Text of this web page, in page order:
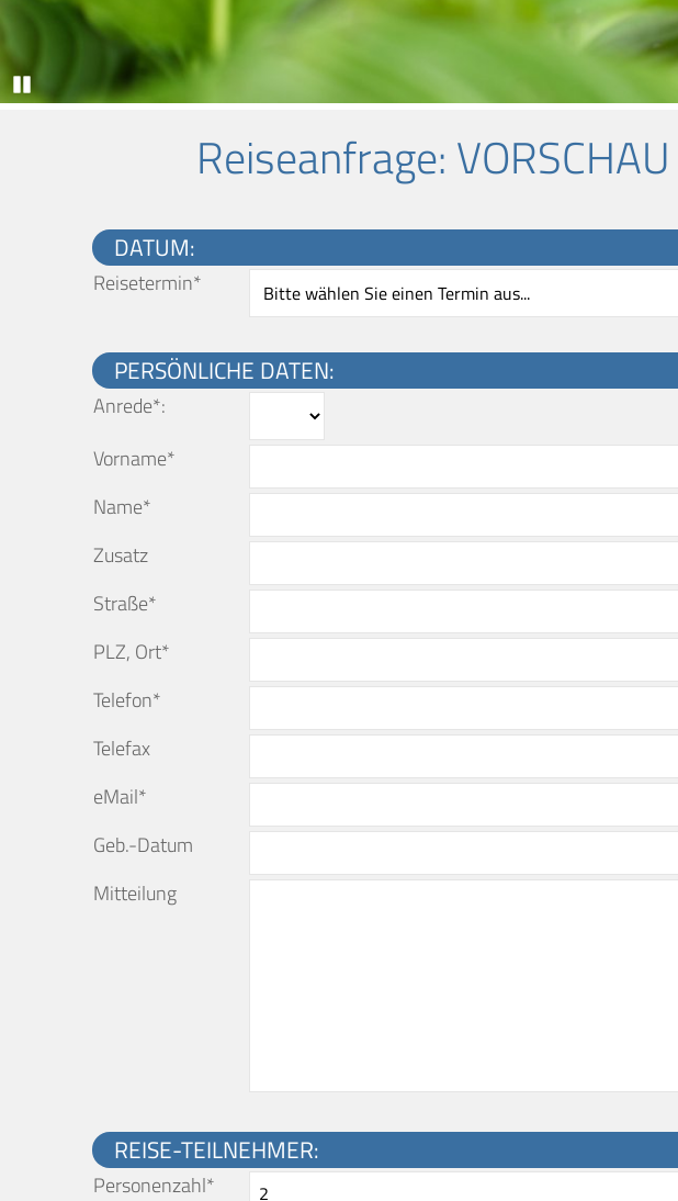
Reiseanfrage:
DATUM:
Reisetermin*
PERSÖNLICHE DATEN:
Anrede*:
Vorname*
Name*
Zusatz
Straße*
PLZ, Ort*
Telefon*
Telefax
eMail*
Geb.-Datum
Mitteilung
REISE-TEILNEHMER:
Personenzahl*